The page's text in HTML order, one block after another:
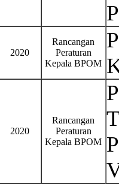
2020
Rancangan
Peraturan
Kepala BPOM
2020
Rancangan
Peraturan
Kepala BPOM